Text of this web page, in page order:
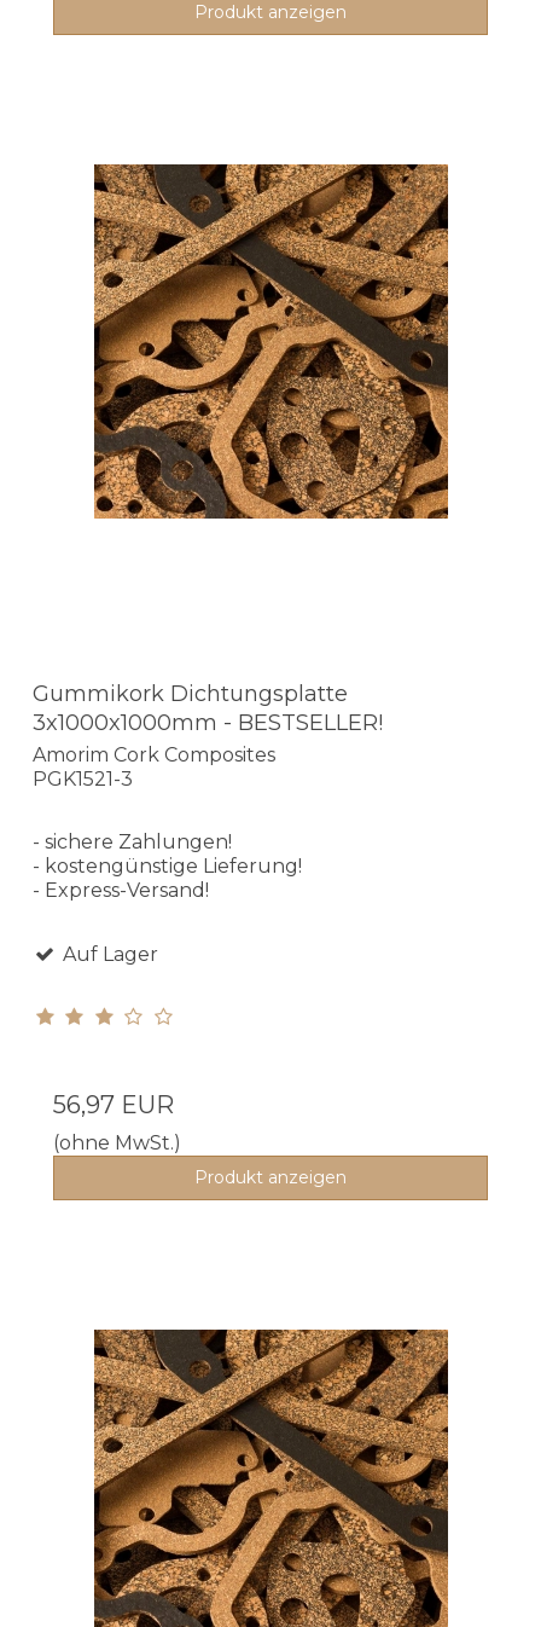
Produkt anzeigen
Gummikork Dichtungsplatte
3x1000x1000mm - BESTSELLER!
Amorim Cork Composites
PGK1521-3
- sichere Zahlungen!
- kostengünstige Lieferung!
- Express-Versand!
Auf Lager
56,97 EUR
(ohne MwSt.)
Produkt anzeigen